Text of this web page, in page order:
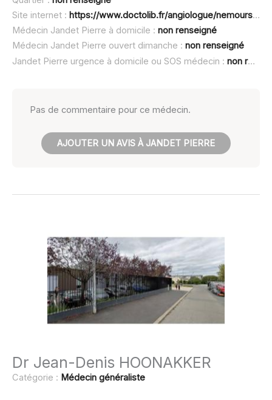
Site internet : https://www.doctolib.fr/angiologue/nemours/pierre-jandet
Médecin Jandet Pierre à domicile : non renseigné
Médecin Jandet Pierre ouvert dimanche : non renseigné
Jandet Pierre urgence à domicile ou SOS médecin : non renseigné
Pas de commentaire pour ce médecin.
AJOUTER UN AVIS À JANDET PIERRE
Dr Jean-Denis HOONAKKER
Catégorie : Médecin généraliste